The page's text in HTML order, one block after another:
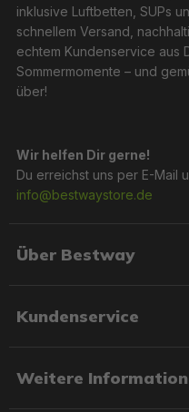
inklusive Luftbetten, SUPs
schnellem Versand,
echtem Kundenservice aus
Sommermomente – und
über!
Wir helfen Dir gerne!
Du erreichst uns per E-Mail
info@bestwaystore.de
Über Bestway
Kundenservice
Weitere